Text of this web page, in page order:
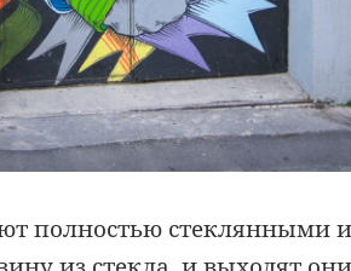
полностью стеклянными